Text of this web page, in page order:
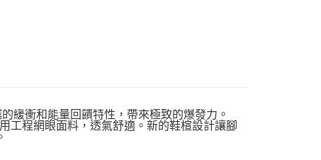
緩衝和能量回饋特性，帶來極致的爆發力。
工程網眼面料，透氣舒適。新的鞋楦設計讓腳